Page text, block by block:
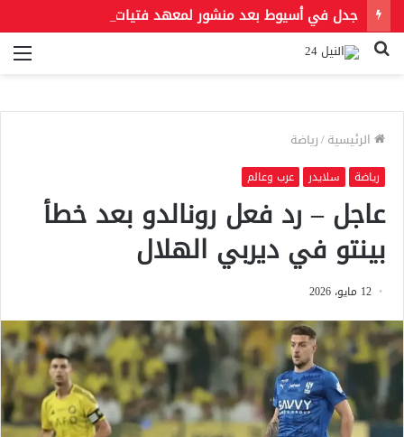
بحث
الرئيسية/رياضة
رياضة سلايدر عرب وعالم
عاجل – رد فعل رونالدو بعد خطأ
بينتو في ديربي الهلال
12 مايو، 2026